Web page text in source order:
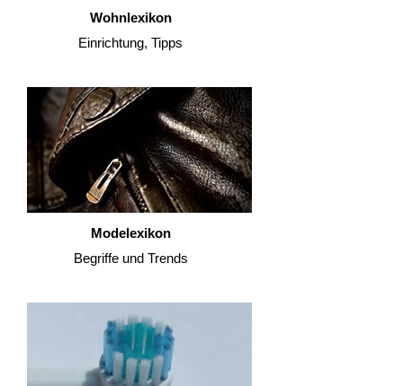
Wohnlexikon
Einrichtung, Tipps
Modelexikon
Begriffe und Trends